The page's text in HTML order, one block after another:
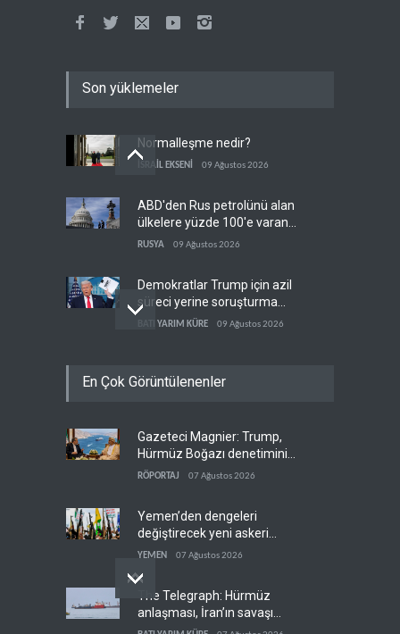
Son yüklemeler
Normalleşme nedir?
İSRAİL EKSENİ 09 Ağustos 2026
ABD'den Rus petrolünü alan
ülkelere yüzde 100'e varan
gümrük vergisi
RUSYA 09 Ağustos 2026
Demokratlar Trump için azil
süreci yerine soruşturma
hazırlıyor
BATI YARIM KÜRE 09 Ağustos 2026
Afrika'daki petrol
Pentagon silah şirketlerine
21 gün süre verdi
BATI YARIM KÜRE
En Çok Görüntülenenler
Gazeteci Magnier: Trump,
Hürmüz Boğazı denetimini
doğrudan İran ve Umman'a
RÖPORTAJ 07 Ağustos 2026
Yemen’den dengeleri
değiştirecek yeni askeri
denklem
YEMEN 07 Ağustos 2026
The Telegraph: Hürmüz
anlaşması, İran’ın savaşı
kazandığını gösteriyor